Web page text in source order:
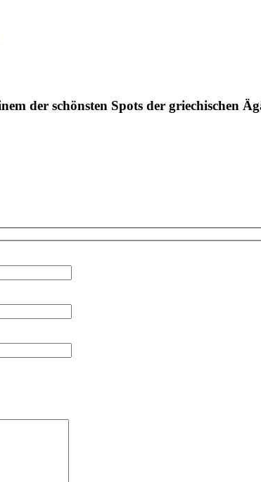
der schönsten Spots der griechischen